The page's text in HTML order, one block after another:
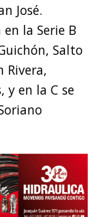
José.
la Serie B
Salto
Rivera,
y en la C se